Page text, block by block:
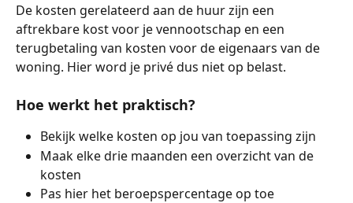
De kosten gerelateerd aan de huur zijn een
aftrekbare kost voor je vennootschap en een
terugbetaling van kosten voor de eigenaars van de
woning. Hier word je privé dus niet op belast.
Hoe werkt het praktisch?
Bekijk welke kosten op jou van toepassing zijn
Maak elke drie maanden een overzicht van de
kosten
Pas hier het beroepspercentage op toe